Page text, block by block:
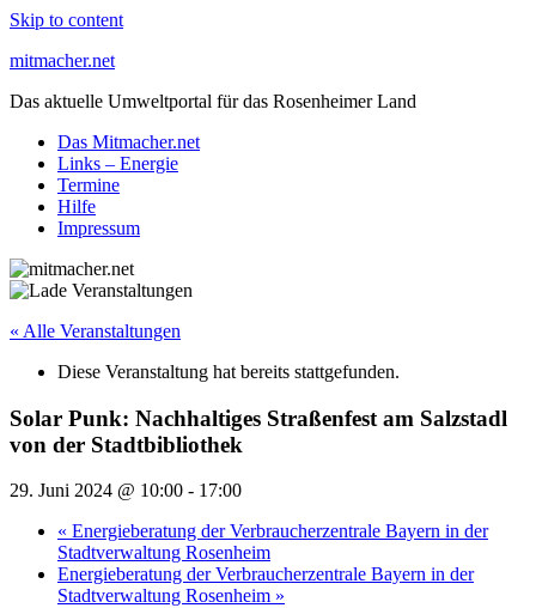
Skip to content
mitmacher.net
Das aktuelle Umweltportal für das Rosenheimer Land
Das Mitmacher.net
Links – Energie
Termine
Hilfe
Impressum
« Alle Veranstaltungen
Diese Veranstaltung hat bereits stattgefunden.
Solar Punk: Nachhaltiges Straßenfest am Salzstadl
von der Stadtbibliothek
29. Juni 2024 @ 10:00 - 17:00
« Energieberatung der Verbraucherzentrale Bayern in der
Stadtverwaltung Rosenheim
Energieberatung der Verbraucherzentrale Bayern in der
Stadtverwaltung Rosenheim »